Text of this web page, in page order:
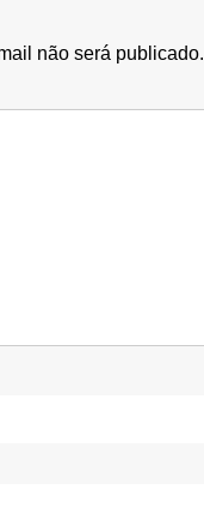
não será publicado.